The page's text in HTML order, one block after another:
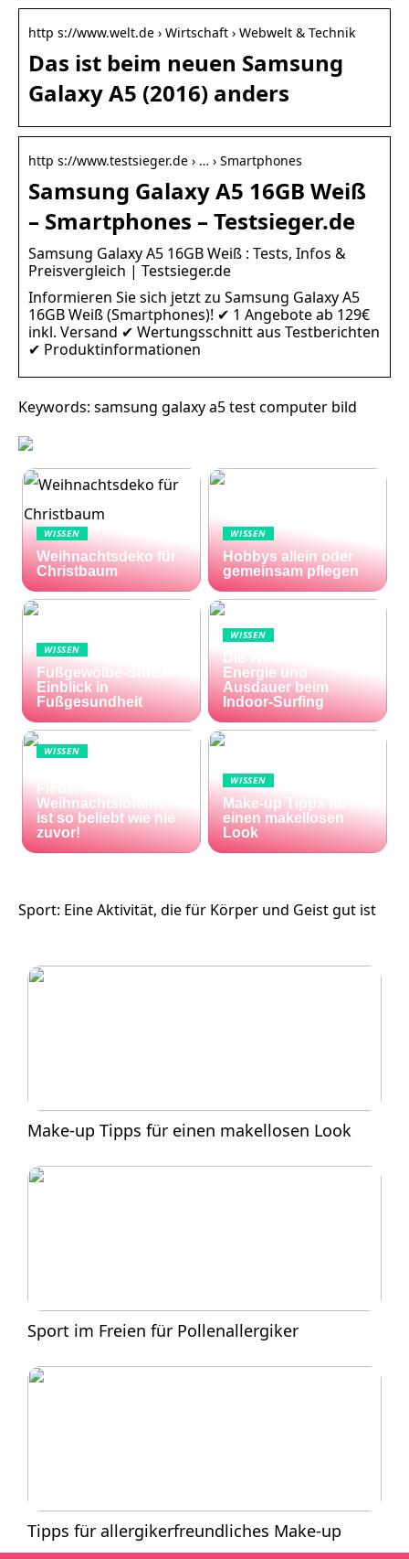
http s://www.welt.de › Wirtschaft › Webwelt & Technik
Das ist beim neuen Samsung
Galaxy A5 (2016) anders
http s://www.testsieger.de › … › Smartphones
Samsung Galaxy A5 16GB Weiß
– Smartphones – Testsieger.de
Samsung Galaxy A5 16GB Weiß : Tests, Infos &
Preisvergleich | Testsieger.de
Informieren Sie sich jetzt zu Samsung Galaxy A5
16GB Weiß (Smartphones)! ✔ 1 Angebote ab 129€
inkl. Versand ✔ Wertungsschnitt aus Testberichten
✔ Produktinformationen
Keywords: samsung galaxy a5 test computer bild
WISSEN
Weihnachtsdeko für
Christbaum
WISSEN
Hobbys allein oder
gemeinsam pflegen
WISSEN
Fußgewölbe-Stütze:
Einblick in
Fußgesundheit
WISSEN
Die Welle zu Hause:
Energie und
Ausdauer beim
Indoor-Surfing
WISSEN
Fieber – die El Gordo
Weihnachtslotterie
ist so beliebt wie nie
zuvor!
WISSEN
Make-up Tipps für
einen makellosen
Look
Sport: Eine Aktivität, die für Körper und Geist gut ist
Make-up Tipps für einen makellosen Look
Sport im Freien für Pollenallergiker
Tipps für allergikerfreundliches Make-up